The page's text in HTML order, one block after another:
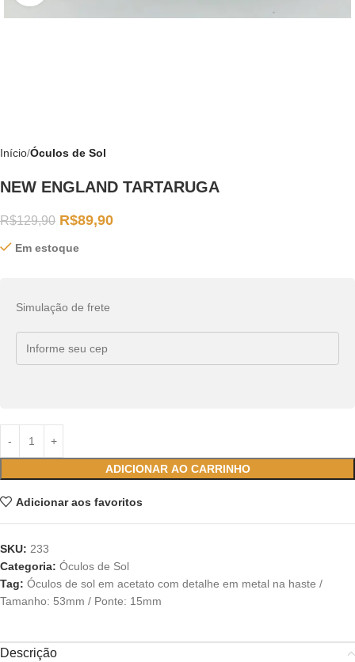
Início Óculos de Sol
NEW ENGLAND TARTARUGA
R$129,90 R$89,90
Em estoque
Simulação de frete
ADICIONAR AO CARRINHO
Adicionar aos favoritos
SKU: 233
Categoria: Óculos de Sol
Tag: Óculos de sol em acetato com detalhe em metal na haste /
Tamanho: 53mm / Ponte: 15mm
Descrição